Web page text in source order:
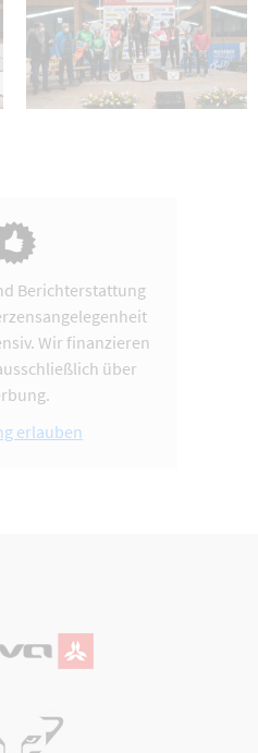
Berichterstattung
Wir finanzieren
über
erlauben